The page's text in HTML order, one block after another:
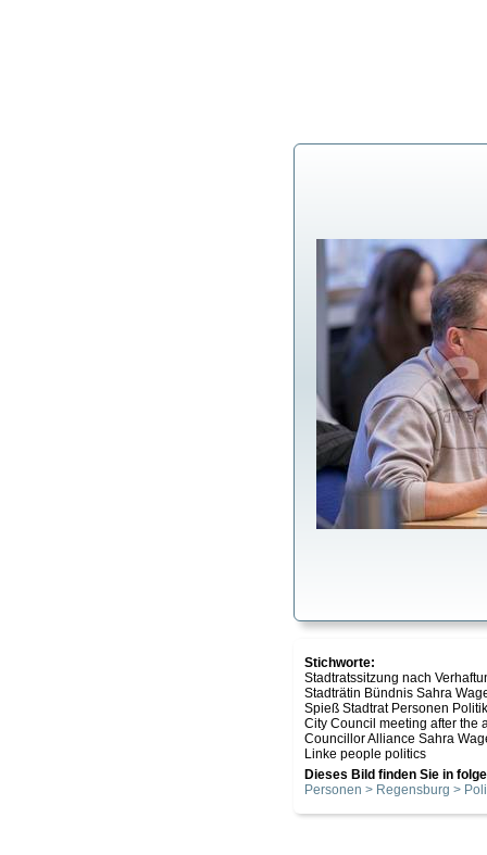
Stichworte:
Stadtratssitzung nach
Stadträtin Bündnis Sahra
Spieß Stadtrat Personen Politik
City Council meeting after the
Councillor Alliance Sahra
Linke people politics
Dieses Bild finden Sie in
Personen > Regensburg >